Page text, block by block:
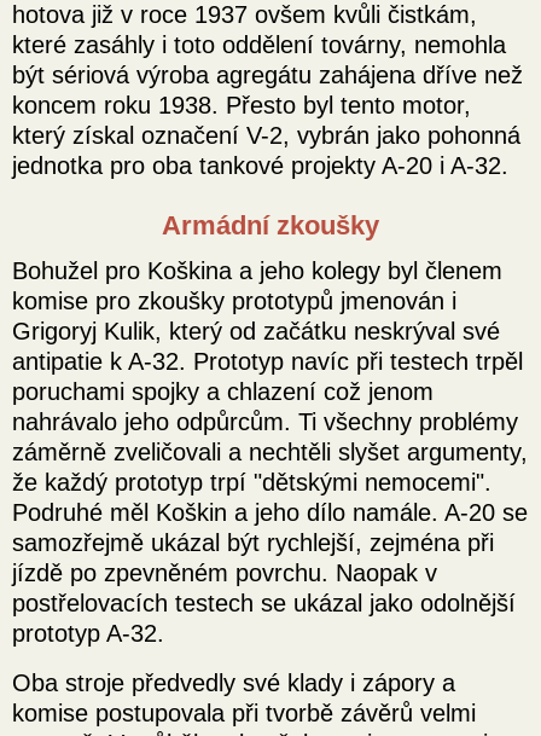
hotova již v roce 1937 ovšem kvůli čistkám,
které zasáhly i toto oddělení továrny, nemohla
být sériová výroba agregátu zahájena dříve než
koncem roku 1938. Přesto byl tento motor,
který získal označení V-2, vybrán jako pohonná
jednotka pro oba tankové projekty A-20 i A-32.
Armádní zkoušky
Bohužel pro Koškina a jeho kolegy byl členem
komise pro zkoušky prototypů jmenován i
Grigoryj Kulik, který od začátku neskrýval své
antipatie k A-32. Prototyp navíc při testech trpěl
poruchami spojky a chlazení což jenom
nahrávalo jeho odpůrcům. Ti všechny problémy
záměrně zveličovali a nechtěli slyšet argumenty,
že každý prototyp trpí "dětskými nemocemi".
Podruhé měl Koškin a jeho dílo namále. A-20 se
samozřejmě ukázal být rychlejší, zejména při
jízdě po zpevněném povrchu. Naopak v
postřelovacích testech se ukázal jako odolnější
prototyp A-32.
Oba stroje předvedly své klady i zápory a
komise postupovala při tvorbě závěrů velmi